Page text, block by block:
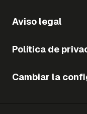
Aviso legal
Política de
Cambiar la